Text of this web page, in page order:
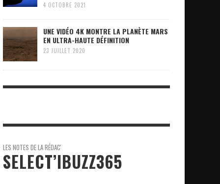
4 OCTOBRE 2021
UNE VIDÉO 4K MONTRE LA PLANÈTE MARS
EN ULTRA-HAUTE DÉFINITION
23 JUILLET 2020
LES NOTES DE LA RÉDAC'
SELECT’IBUZZ365